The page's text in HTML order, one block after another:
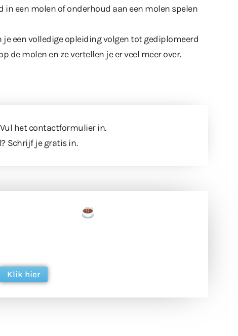
in een molen of onderhoud aan een molen spelen
een volledige opleiding volgen tot gediplomeerd
de molen en ze vertellen je er veel meer over.
het contactformulierin.
Schrijf je gratis in.
Klik hier